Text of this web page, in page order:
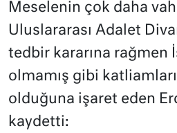
Meselenin çok daha
Uluslararası Adalet
tedbir kararına rağmen
olmamış gibi
olduğuna işaret eden
kaydetti: